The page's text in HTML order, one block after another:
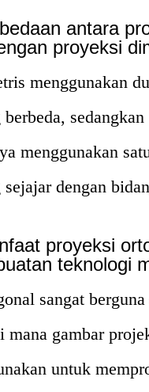
antara
proyeksi
menggunakan
menggunakan
dengan
proyeksi
teknologi
sangat
mana gambar
untuk